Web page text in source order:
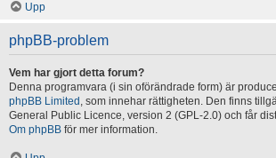
Upp
phpBB-problem
Vem har gjort detta forum?
Denna programvara (i sin oförändrade form) är
phpBB Limited , som innehar rättigheten. Den finns
General Public Licence, version 2 (GPL-2.0) och får
Om phpBB för mer information.